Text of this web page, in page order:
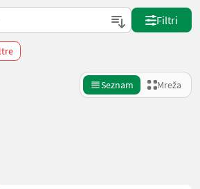
Filtri
Seznam Mreža